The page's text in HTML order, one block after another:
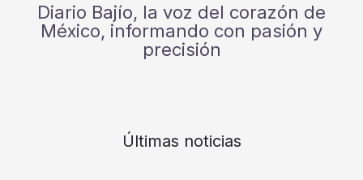
Diario Bajío, la voz del corazón de
México, informando con pasión y
precisión
Últimas noticias